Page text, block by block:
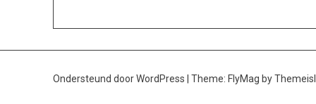
Ondersteund door WordPress Theme: FlyMag by